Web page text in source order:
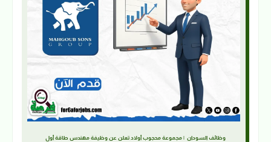
وظائف السودان | مجموعة محجوب أولاد تعلن عن وظيفة مهندس طاقة أول